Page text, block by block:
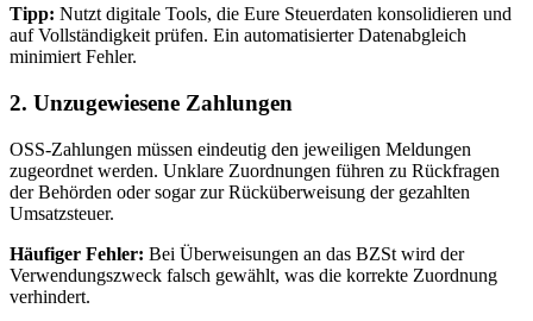
Tipp: Nutzt digitale Tools, die Eure Steuerdaten konsolidieren und
auf Vollständigkeit prüfen. Ein automatisierter Datenabgleich
minimiert Fehler.
2. Unzugewiesene Zahlungen
OSS-Zahlungen müssen eindeutig den jeweiligen Meldungen
zugeordnet werden. Unklare Zuordnungen führen zu Rückfragen
der Behörden oder sogar zur Rücküberweisung der gezahlten
Umsatzsteuer.
Häufiger Fehler: Bei Überweisungen an das BZSt wird der
Verwendungszweck falsch gewählt, was die korrekte Zuordnung
verhindert.